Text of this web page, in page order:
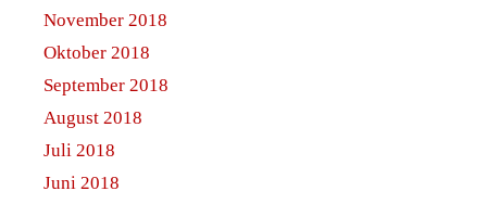
November 2018
Oktober 2018
September 2018
August 2018
Juli 2018
Juni 2018